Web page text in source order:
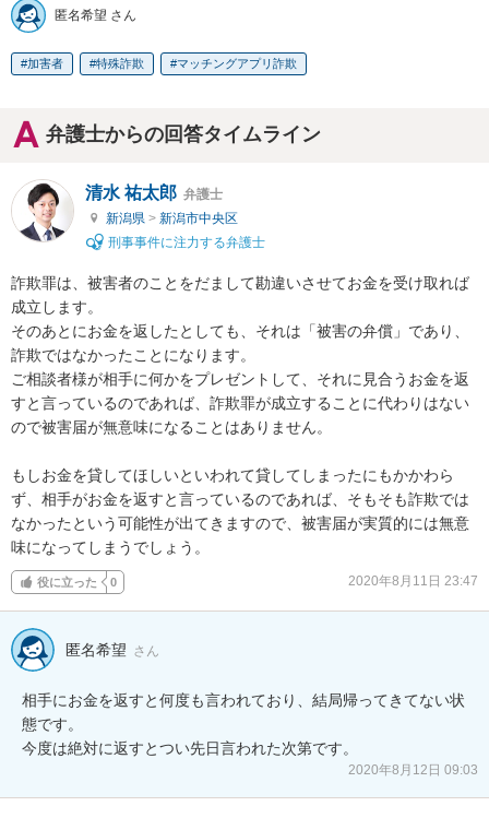
匿名希望 さん
加害者 特殊詐欺 マッチングアプリ詐欺
弁護士からの回答タイムライン
清水 祐太郎 弁護士
新潟県 > 新潟市中央区
刑事事件に注力する弁護士
詐欺罪は、被害者のことをだまして勘違いさせてお金を受け取れば
成立します。
そのあとにお金を返したとしても、それは「被害の弁償」であり、
詐欺ではなかったことになります。
ご相談者様が相手に何かをプレゼントして、それに見合うお金を返
すと言っているのであれば、詐欺罪が成立することに代わりはない
ので被害届が無意味になることはありません。
もしお金を貸してほしいといわれて貸してしまったにもかかわら
ず、相手がお金を返すと言っているのであれば、そもそも詐欺では
なかったという可能性が出てきますので、被害届が実質的には無意
味になってしまうでしょう。
役に立った 0 2020年8月11日 23:47
匿名希望 さん
相手にお金を返すと何度も言われており、結局帰ってきてない状
態です。
今度は絶対に返すとつい先日言われた次第です。
2020年8月12日 09:03